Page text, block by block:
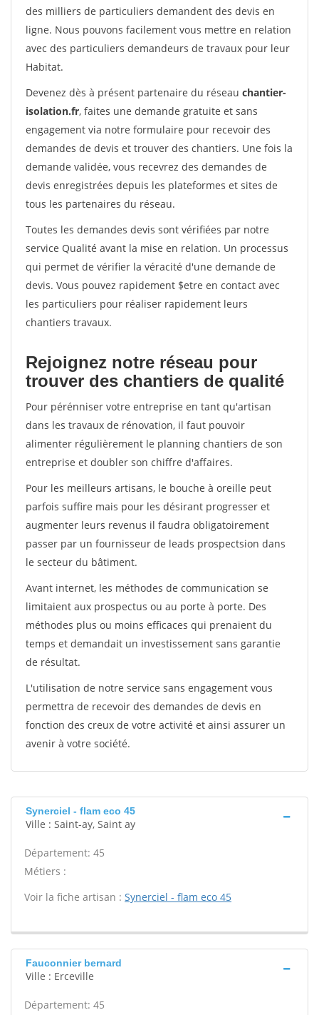
des milliers de particuliers demandent des devis en
ligne. Nous pouvons facilement vous mettre en relation
avec des particuliers demandeurs de travaux pour leur
Habitat.
Devenez dès à présent partenaire du réseau chantier-
isolation.fr, faites une demande gratuite et sans
engagement via notre formulaire pour recevoir des
demandes de devis et trouver des chantiers. Une fois la
demande validée, vous recevrez des demandes de
devis enregistrées depuis les plateformes et sites de
tous les partenaires du réseau.
Toutes les demandes devis sont vérifiées par notre
service Qualité avant la mise en relation. Un processus
qui permet de vérifier la véracité d'une demande de
devis. Vous pouvez rapidement $etre en contact avec
les particuliers pour réaliser rapidement leurs
chantiers travaux.
Rejoignez notre réseau pour
trouver des chantiers de qualité
Pour pérénniser votre entreprise en tant qu'artisan
dans les travaux de rénovation, il faut pouvoir
alimenter régulièrement le planning chantiers de son
entreprise et doubler son chiffre d'affaires.
Pour les meilleurs artisans, le bouche à oreille peut
parfois suffire mais pour les désirant progresser et
augmenter leurs revenus il faudra obligatoirement
passer par un fournisseur de leads prospectsion dans
le secteur du bâtiment.
Avant internet, les méthodes de communication se
limitaient aux prospectus ou au porte à porte. Des
méthodes plus ou moins efficaces qui prenaient du
temps et demandait un investissement sans garantie
de résultat.
L'utilisation de notre service sans engagement vous
permettra de recevoir des demandes de devis en
fonction des creux de votre activité et ainsi assurer un
avenir à votre société.
Synerciel - flam eco 45
Ville : Saint-ay, Saint ay
Département: 45
Métiers :
Voir la fiche artisan : Synerciel - flam eco 45
Fauconnier bernard
Ville : Erceville
Département: 45